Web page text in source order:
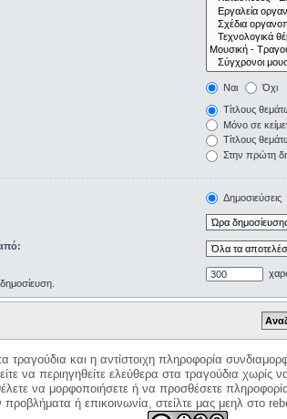
Ναι Όχι
Τίτλους
Μόνο σε
Τίτλους
Στην πρώτη
Δημοσιεύσεις
τραγούδια και η αντίστοιχη πληροφορία
να περιηγηθείτε ελεύθερα στα τραγούδια χωρίς
να μορφοποιήσετε ή να προσθέσετε
προβλήματα ή επικοινωνία, στείλτε μας μεηλ στο